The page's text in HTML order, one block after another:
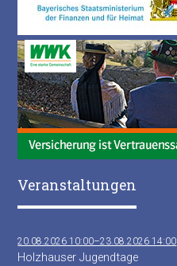
Veranstaltungen
20.08.2026 10:00–23.08.2026 14:00
Holzhauser Jugendtage